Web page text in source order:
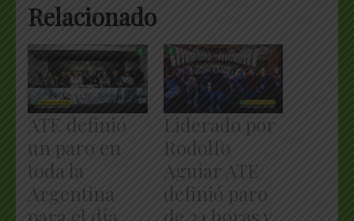
Relacionado
ATE definió
un paro en
toda la
Argentina
Liderado por
Rodolfo
Aguiar ATE
definió paro